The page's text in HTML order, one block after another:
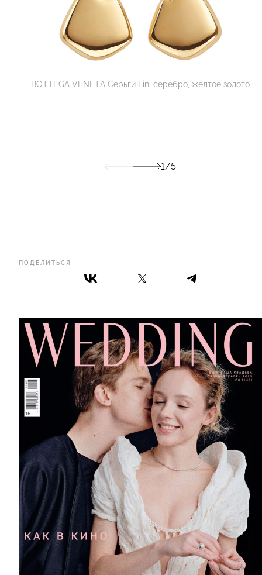
ПОДЕЛИТЬСЯ
BOTTEGA VENETA Серьги Fin, серебро, желтое золото
1/5